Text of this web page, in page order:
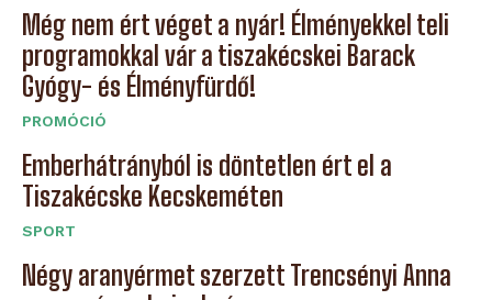
Még nem ért véget a nyár! Élményekkel teli
programokkal vár a tiszakécskei Barack
Gyógy- és Élményfürdő!
PROMÓCIÓ
Emberhátrányból is döntetlen ért el a
Tiszakécske Kecskeméten
SPORT
Négy aranyérmet szerzett Trencsényi Anna